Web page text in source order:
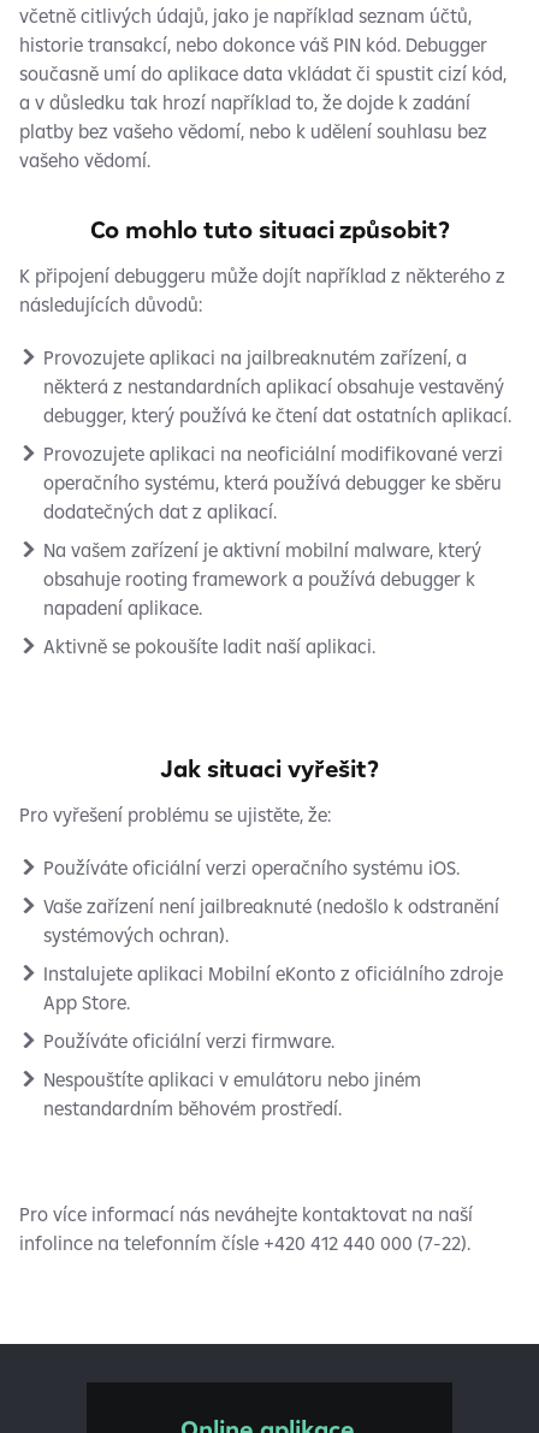
včetně citlivých údajů, jako je například seznam účtů,
historie transakcí, nebo dokonce váš PIN kód. Debugger
současně umí do aplikace data vkládat či spustit cizí kód,
a v důsledku tak hrozí například to, že dojde k zadání
platby bez vašeho vědomí, nebo k udělení souhlasu bez
vašeho vědomí.
Co mohlo tuto situaci způsobit?
K připojení debuggeru může dojít například z některého z
následujících důvodů:
Provozujete aplikaci na jailbreaknutém zařízení, a
některá z nestandardních aplikací obsahuje vestavěný
debugger, který používá ke čtení dat ostatních aplikací.
Provozujete aplikaci na neoficiální modifikované verzi
operačního systému, která používá debugger ke sběru
dodatečných dat z aplikací.
Na vašem zařízení je aktivní mobilní malware, který
obsahuje rooting framework a používá debugger k
napadení aplikace.
Aktivně se pokoušíte ladit naší aplikaci.
Jak situaci vyřešit?
Pro vyřešení problému se ujistěte, že:
Používáte oficiální verzi operačního systému iOS.
Vaše zařízení není jailbreaknuté (nedošlo k odstranění
systémových ochran).
Instalujete aplikaci Mobilní eKonto z oficiálního zdroje
App Store.
Používáte oficiální verzi firmware.
Nespouštíte aplikaci v emulátoru nebo jiném
nestandardním běhovém prostředí.
Pro více informací nás neváhejte kontaktovat na naší
infolince na telefonním čísle +420 412 440 000 (7-22).